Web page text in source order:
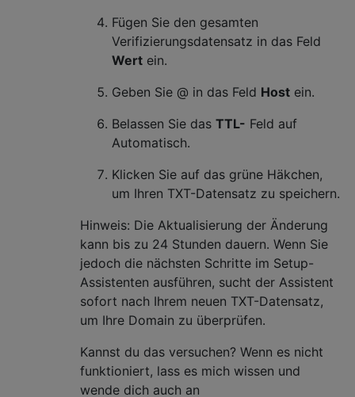
Fügen Sie den gesamten
Verifizierungsdatensatz in das Feld
Wert ein.
Geben Sie @ in das Feld Host ein.
Belassen Sie das TTL- Feld auf
Automatisch.
Klicken Sie auf das grüne Häkchen,
um Ihren TXT-Datensatz zu speichern.
Hinweis: Die Aktualisierung der Änderung
kann bis zu 24 Stunden dauern. Wenn Sie
jedoch die nächsten Schritte im Setup-
Assistenten ausführen, sucht der Assistent
sofort nach Ihrem neuen TXT-Datensatz,
um Ihre Domain zu überprüfen.
Kannst du das versuchen? Wenn es nicht
funktioniert, lass es mich wissen und
wende dich auch an